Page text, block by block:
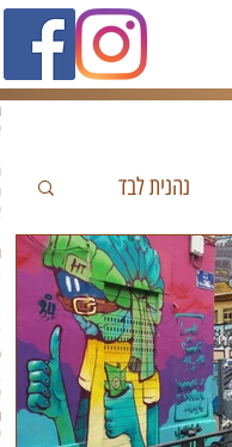
נהנית לבד